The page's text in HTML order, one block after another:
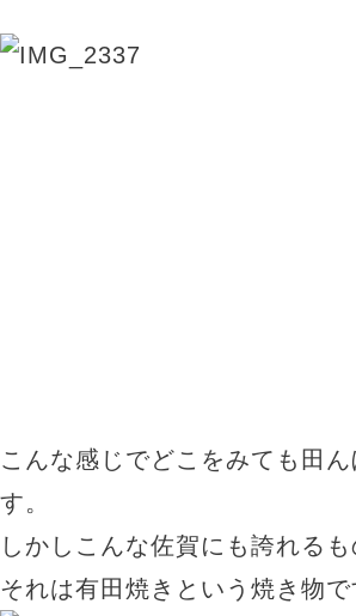
こんな感じでどこをみても田
す。
しかしこんな佐賀にも誇れるも
それは有田焼きという焼き物で